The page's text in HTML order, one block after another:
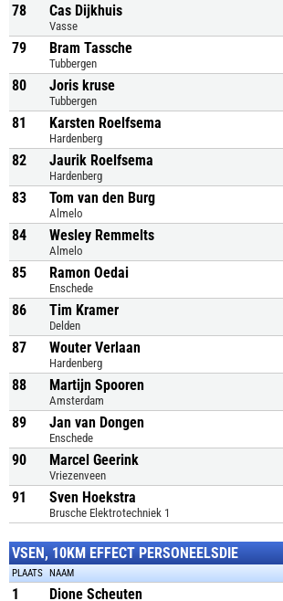
78 Cas Dijkhuis
Vasse
79 Bram Tassche
Tubbergen
80 Joris kruse
Tubbergen
81 Karsten Roelfsema
Hardenberg
82 Jaurik Roelfsema
Hardenberg
83 Tom van den Burg
Almelo
84 Wesley Remmelts
Almelo
85 Ramon Oedai
Enschede
86 Tim Kramer
Delden
87 Wouter Verlaan
Hardenberg
88 Martijn Spooren
Amsterdam
89 Jan van Dongen
Enschede
90 Marcel Geerink
Vriezenveen
91 Sven Hoekstra
Brusche Elektrotechniek 1
VSEN, 10KM EFFECT PERSONEELSDIE
PLAATS NAAM
1 Dione Scheuten